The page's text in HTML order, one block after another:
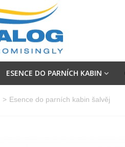
ESENCE DO PARNÍCH KABIN
> Esence do parních kabin šalvěj